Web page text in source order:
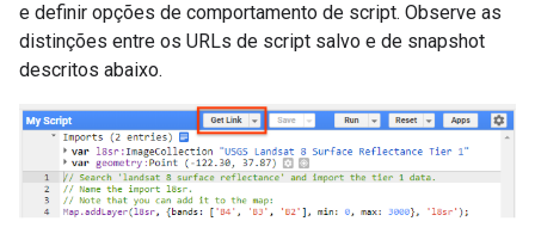
e definir opções de comportamento de script. Observe as
distinções entre os URLs de script salvo e de snapshot
descritos abaixo.